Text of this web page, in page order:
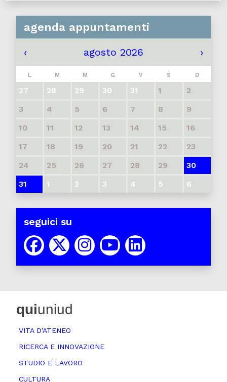
agenda appuntamenti
‹ agosto 2026 ›
L M M G V S D
27 28 29 30 31 1
2
3
4 5 6 7 8
9
10
11 12 13 14 15
16
17
18 19 20 21 22
23
24
25 26 27 28 29
30
31
1 2 3 4 5 6
seguici su
quiuniud
VITA D’ATENEO
RICERCA E INNOVAZIONE
STUDIO E LAVORO
CULTURA